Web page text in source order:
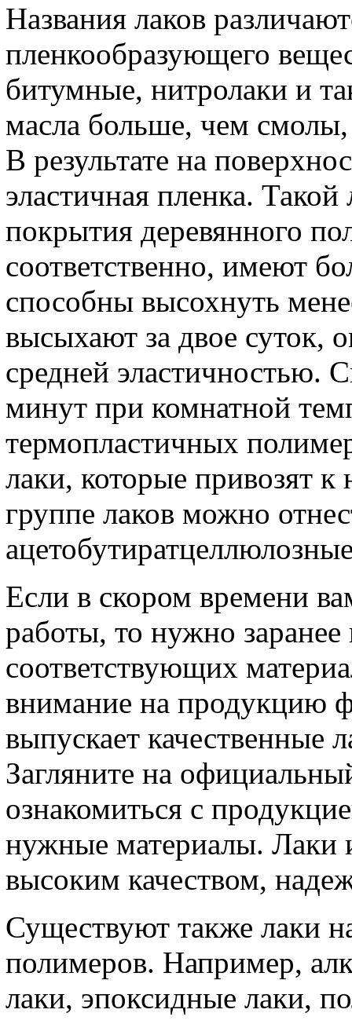
Названия лаков
пленкообразующего
битумные, нитролаки и
масла больше, чем
В результате на
эластичная пленка.
покрытия деревянного
соответственно, имеют
способны высохнуть
высыхают за двое суток,
средней эластичностью.
минут при комнатной
термопластичных
лаки, которые привозят
группе лаков можно
Если в скором времени
работы, то нужно заранее
соответствующих
внимание на продукцию
выпускает качественные
Загляните на
ознакомиться с
нужные материалы. Лаки
высоким качеством,
Существуют также лаки
полимеров. Например,
лаки, эпоксидные лаки,